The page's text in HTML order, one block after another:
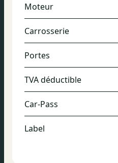
Moteur
Carrosserie
Portes
TVA déductible
Car-Pass
Label